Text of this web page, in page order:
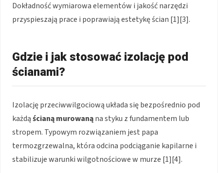
Dokładność wymiarowa elementów i jakość narzędzi
przyspieszają prace i poprawiają estetykę ścian [1][3].
Gdzie i jak stosować izolację pod
ścianami?
Izolację przeciwwilgociową układa się bezpośrednio pod
każdąścianą murowanąna styku z fundamentem lub
stropem. Typowym rozwiązaniem jest papa
termozgrzewalna, która odcina podciąganie kapilarne i
stabilizuje warunki wilgotnościowe w murze [1][4].